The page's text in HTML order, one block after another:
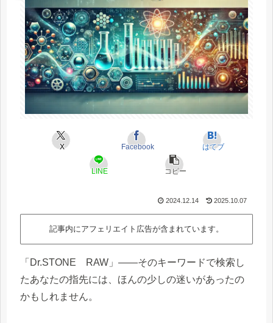
X Facebook はてブ
LINE コピー
2024.12.14 2025.10.07
記事内にアフェリエイト広告が含まれています。
「Dr.STONE RAW」――そのキーワードで検索し
たあなたの指先には、ほんの少しの迷いがあったの
かもしれません。